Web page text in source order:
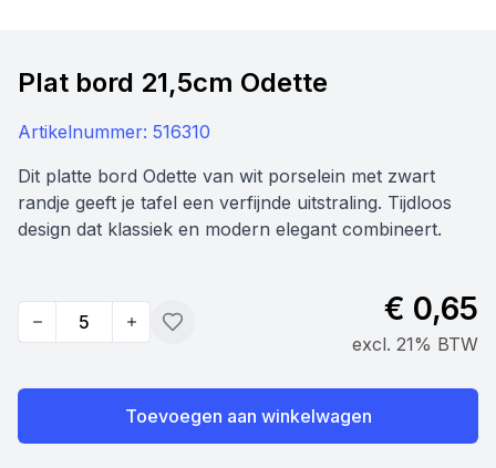
Plat bord 21,5cm Odette
Artikelnummer: 516310
Dit platte bord Odette van wit porselein met zwart
randje geeft je tafel een verfijnde uitstraling. Tijdloos
design dat klassiek en modern elegant combineert.
Quantity Toevoegen
€ 0,65
excl. 21% BTW
Toevoegen aan winkelwagen